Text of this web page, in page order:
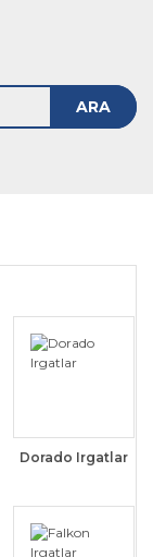
ARA
Dorado Irgatlar